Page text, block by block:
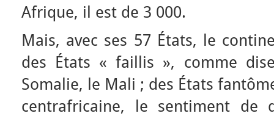
Afrique, il est de 3 000.
Mais, avec ses 57 États, le
des États « faillis », comme
Somalie, le Mali ; des États
centrafricaine, le sentiment de